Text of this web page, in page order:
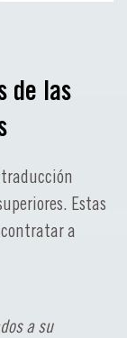
de las
traducción
Estas
contratar a
a su